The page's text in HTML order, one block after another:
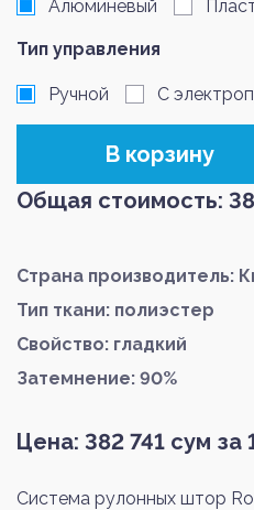
Алюминевый
Тип управления
Ручной С
В корзину
Общая стоимость:
Страна производитель:
Тип ткани: полиэстер
Свойство: гладкий
Затемнение: 90%
Цена: 382 741 сум за
Система рулонных штор